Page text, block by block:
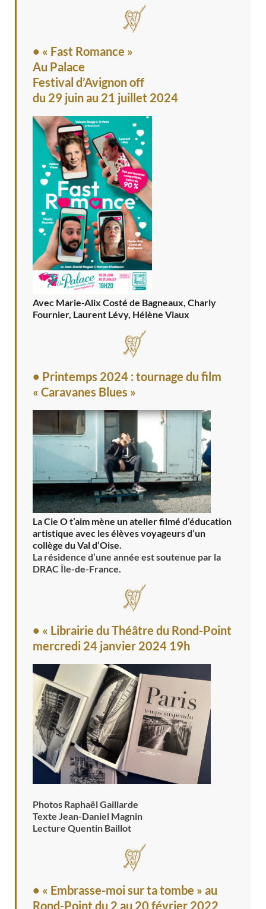
• « Fast Romance »
Au Palace
Festival d’Avignon off
du 29 juin au 21 juillet 2024
Avec Marie-Alix Costé de Bagneaux, Charly
Fournier, Laurent Lévy, Hélène Viaux
• Printemps 2024 : tournage du film
« Caravanes Blues »
La Cie O t’aim mène un atelier filmé d’éducation
artistique avec les élèves voyageurs d’un
collège du Val d’Oise.
La résidence d’une année est soutenue par la
DRAC Île-de-France.
• « Librairie du Théâtre du Rond-Point
mercredi 24 janvier 2024 19h
Photos Raphaël Gaillarde
Texte Jean-Daniel Magnin
Lecture Quentin Baillot
• « Embrasse-moi sur ta tombe » au
Rond-Point du 2 au 20 février 2022